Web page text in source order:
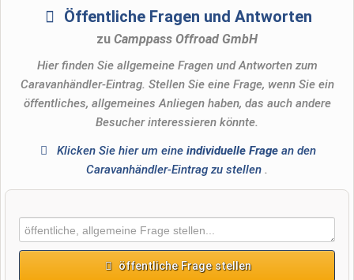
Öffentliche Fragen und Antworten
zu Camppass Offroad GmbH
Hier finden Sie allgemeine Fragen und Antworten zum
Caravanhändler-Eintrag. Stellen Sie eine Frage, wenn Sie ein
öffentliches, allgemeines Anliegen haben, das auch andere
Besucher interessieren könnte.
Klicken Sie hier um eine individuelle Fragean den
Caravanhändler-Eintrag zu stellen .
öffentliche Frage stellen